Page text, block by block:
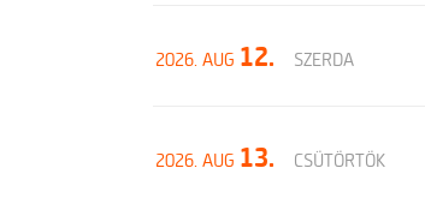
2026. AUG 12. SZERDA
2026. AUG 13. CSÜTÖRTÖK